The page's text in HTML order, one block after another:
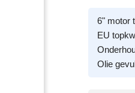
6" motor
EU
Olie